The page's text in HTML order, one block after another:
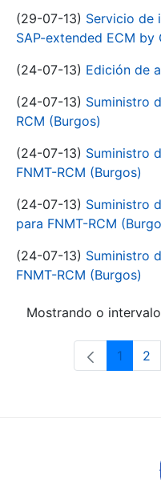
(29-07-13) Servicio de
SAP-extended ECM by
(24-07-13) Edición de
(24-07-13) Suministro
RCM (Burgos)
(24-07-13) Suministro
FNMT-RCM (Burgos)
(24-07-13) Suministro
para FNMT-RCM
(24-07-13) Suministro
FNMT-RCM (Burgos)
Mostrando o
Páxina
1 2